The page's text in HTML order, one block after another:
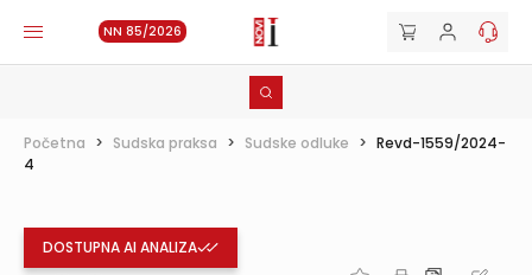
NN 85/2026
Početna > Sudska praksa > Sudske odluke > Revd-1559/2024-
4
DOSTUPNA AI ANALIZA